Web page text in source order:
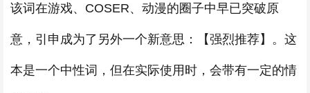
该词在游戏、COSER、动漫的圈子中早已突破原
意，引申成为了另外一个新意思：【强烈推荐】。这
本是一个中性词，但在实际使用时，会带有一定的情